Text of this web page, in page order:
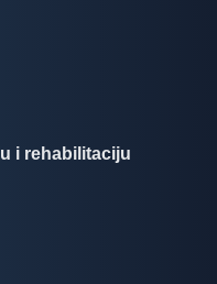
i rehabilitaciju